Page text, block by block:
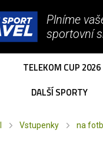
Plníme
sportovní
TELEKOM CUP 2026
DALŠÍ SPORTY
Vstupenky na